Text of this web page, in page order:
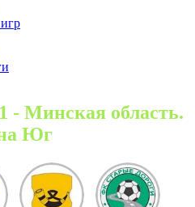
- Минская область.
Юг